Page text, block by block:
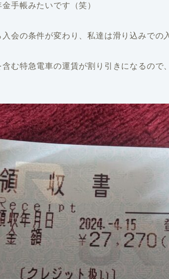
手帳みたいです（笑）
入会の条件が変わり、私達は滑り込みでの
含む特急電車の運賃が割り引きになるので